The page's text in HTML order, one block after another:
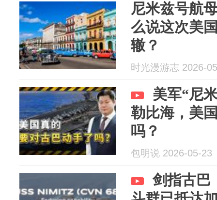
尼米兹号航
么说这次美
辙？
时光漫游志 2026-
美军“尼
勒比海，美
吗？
包明说 2026-05-23
剑指古巴